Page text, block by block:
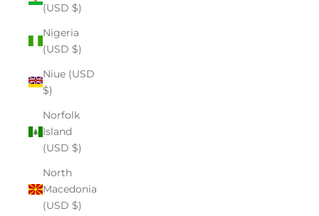
(USD $)
Nigeria
(USD $)
Niue (USD
$)
Norfolk
Island
(USD $)
North
Macedonia
(USD $)